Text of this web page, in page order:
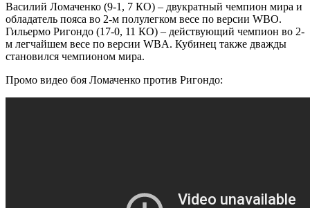
Василий Ломаченко (9-1, 7 КО) – двукратный чемпион мира и
обладатель пояса во 2-м полулегком весе по версии WBO.
Гильермо Ригондо (17-0, 11 КО) – действующий чемпион во 2-
м легчайшем весе по версии WBA. Кубинец также дважды
становился чемпионом мира.
Промо видео боя Ломаченко против Ригондо: